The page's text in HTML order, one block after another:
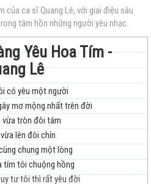
của ca sĩ Quang Lê, với giai điệu sâu
tâm hồn những người yêu nhạc.
Yêu Hoa Tím -
Lê
có yêu một người
mơ mộng nhất trên đời
vừa tròn đôi tám
lên đôi chín
chung một lòng
tím tôi chuộng hồng
tư tôi thì rất yêu đời